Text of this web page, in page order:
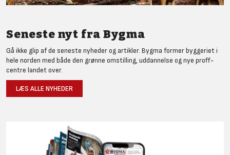
Seneste nyt fra Bygma
Gå ikke glip af de seneste nyheder og artikler. Bygma former byggeriet i
hele norden med både den grønne omstilling, uddannelse og nye proff-
centre landet over.
LÆS ALLE NYHEDER